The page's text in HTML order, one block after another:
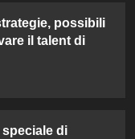
possibili
il talent di
di